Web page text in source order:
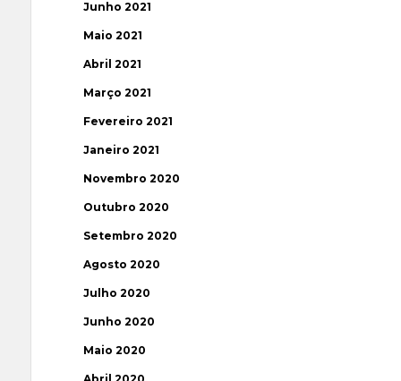
Junho 2021
Maio 2021
Abril 2021
Março 2021
Fevereiro 2021
Janeiro 2021
Novembro 2020
Outubro 2020
Setembro 2020
Agosto 2020
Julho 2020
Junho 2020
Maio 2020